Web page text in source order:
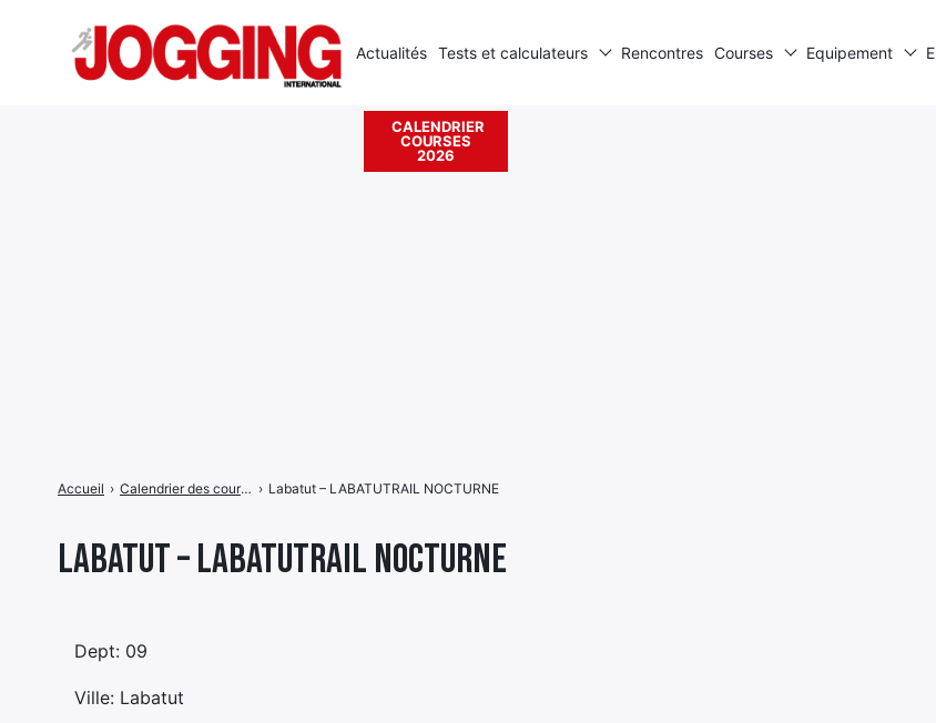
Labatut – LABATUTRAIL NOCTURNE
Accueil › Calendrier des courses › Labatut – LABATUTRAIL NOCTURNE
Dept: 09
Ville: Labatut
Actualités Tests et calculateurs Rencontres Courses Equipement
CALENDRIER
COURSES
2026
Rechercher